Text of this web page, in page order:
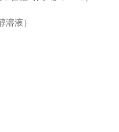
液）